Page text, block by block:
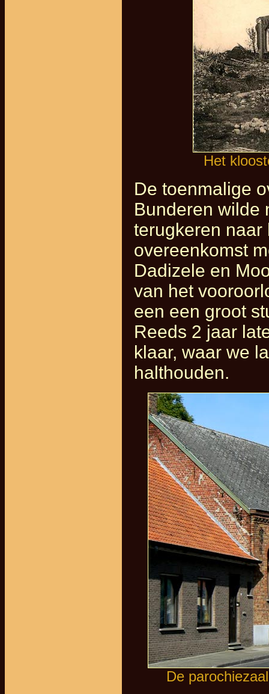
Het
De toenmalige
Bunderen wilde
terugkeren naar
overeenkomst
Dadizele en
van het
een een groot
Reeds 2 jaar
klaar, waar we
halthouden.
De